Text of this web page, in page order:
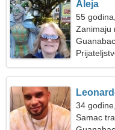
Aleja
55
Zanimaju
34
Samac